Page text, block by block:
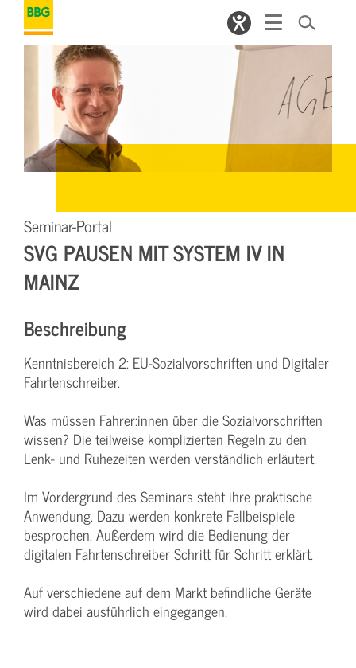
Seminar-Portal
SVG PAUSEN MIT SYSTEM IV IN
MAINZ
Beschreibung
Kenntnisbereich 2: EU-Sozialvorschriften und Digitaler
Fahrtenschreiber.
Was müssen Fahrer:innen über die Sozialvorschriften
wissen? Die teilweise komplizierten Regeln zu den
Lenk- und Ruhezeiten werden verständlich erläutert.
Im Vordergrund des Seminars steht ihre praktische
Anwendung. Dazu werden konkrete Fallbeispiele
besprochen. Außerdem wird die Bedienung der
digitalen Fahrtenschreiber Schritt für Schritt erklärt.
Auf verschiedene auf dem Markt befindliche Geräte
wird dabei ausführlich eingegangen.